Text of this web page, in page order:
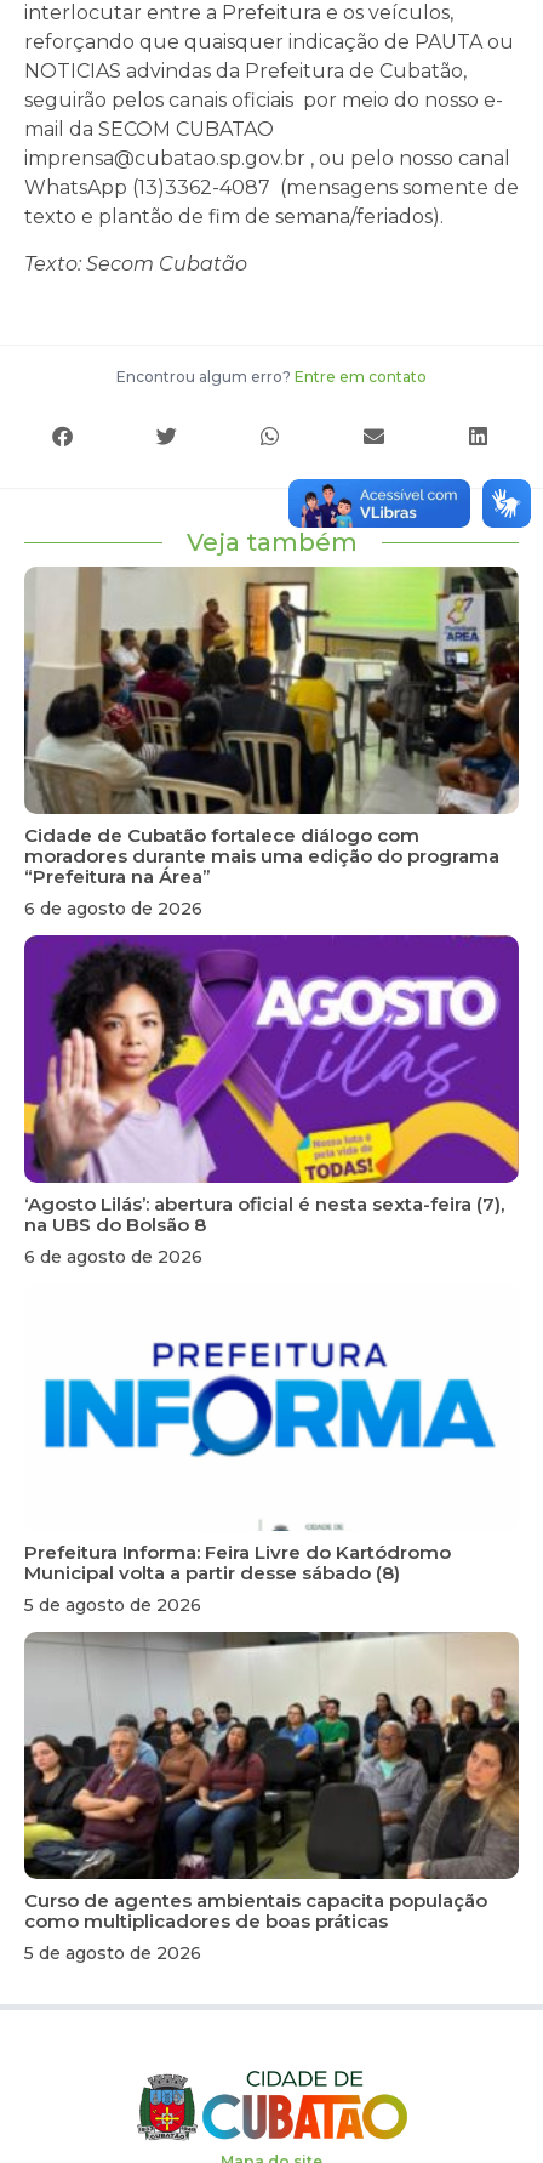
interlocutar entre a Prefeitura e os veículos,
reforçando que quaisquer indicação de PAUTA ou
NOTICIAS advindas da Prefeitura de Cubatão,
seguirão pelos canais oficiais por meio do nosso e-
mail da SECOM CUBATAO
imprensa@cubatao.sp.gov.br , ou pelo nosso canal
WhatsApp (13)3362-4087 (mensagens somente de
texto e plantão de fim de semana/feriados).
Texto: Secom Cubatão
Encontrou algum erro? Entre em contato
Veja também
Cidade de Cubatão fortalece diálogo com
moradores durante mais uma edição do programa
“Prefeitura na Área”
6 de agosto de 2026
‘Agosto Lilás’: abertura oficial é nesta sexta-feira (7),
na UBS do Bolsão 8
6 de agosto de 2026
Prefeitura Informa: Feira Livre do Kartódromo
Municipal volta a partir desse sábado (8)
5 de agosto de 2026
Curso de agentes ambientais capacita população
como multiplicadores de boas práticas
5 de agosto de 2026